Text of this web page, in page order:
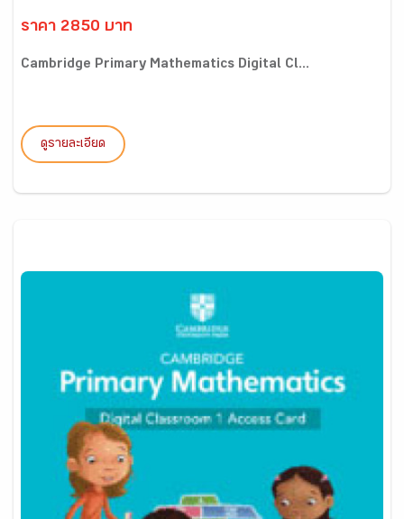
ราคา 2850 บาท
Cambridge Primary Mathematics Digital Cl...
ดูรายละเอียด